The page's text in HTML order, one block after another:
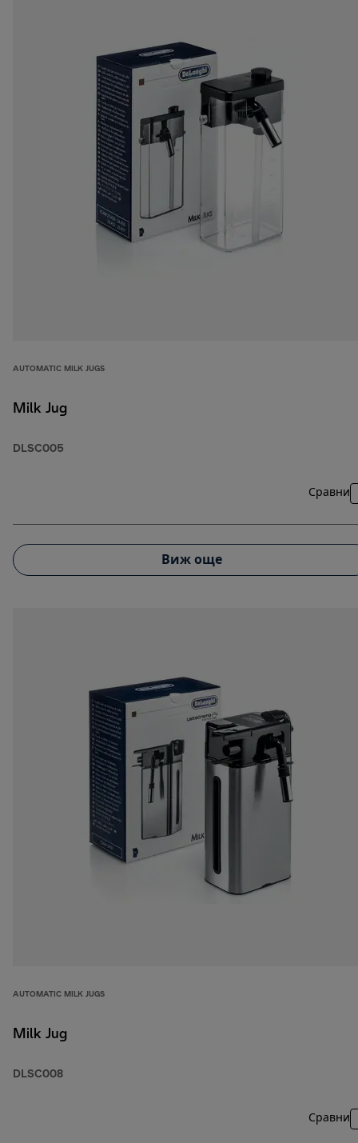
AUTOMATIC MILK JUGS
Milk Jug
DLSC005
Сравни
Виж още
AUTOMATIC MILK JUGS
Milk Jug
DLSC008
Сравни